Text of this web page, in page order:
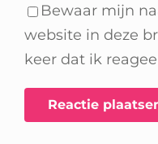
Bewaar mijn
website in deze
keer dat ik